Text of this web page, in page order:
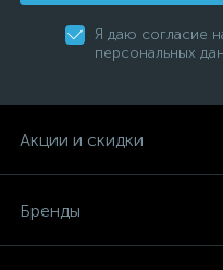
Я даю согласие
персональных
Акции и скидки
Бренды